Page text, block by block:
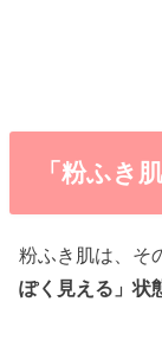
「粉ふき
粉ふき肌は、そ
ぽく見える」状